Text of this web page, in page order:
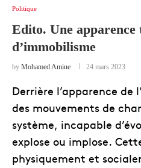
Politique
Edito. Une apparence
d’immobilisme
by Mohamed Amine 24 mars 2023
Derrière l’apparence de
des mouvements de
système, incapable
explose ou implose.
physiquement et